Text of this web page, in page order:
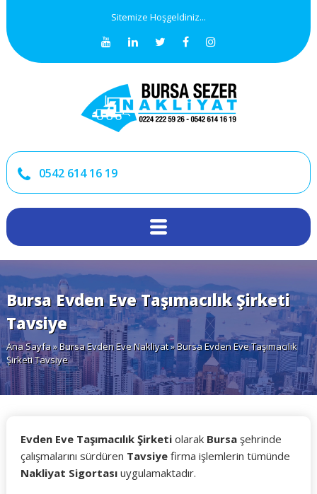
Sitemize Hoşgeldiniz...
0542 614 16 19
Bursa Evden Eve Taşımacılık Şirketi
Tavsiye
Ana Sayfa»Bursa Evden Eve Nakliyat» Bursa Evden Eve Taşımacılık
Şirketi Tavsiye
Evden Eve Taşımacılık Şirketiolarak Bursaşehrinde
çalışmalarını sürdüren Tavsiyefirma işlemlerin tümünde
Nakliyat Sigortasıuygulamaktadır.